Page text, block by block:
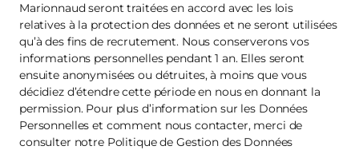
Marionnaud seront traitées en accord avec les lois
relatives à la protection des données et ne seront utilisées
qu’à des fins de recrutement. Nous conserverons vos
informations personnelles pendant 1 an. Elles seront
ensuite anonymisées ou détruites, à moins que vous
décidiez d’étendre cette période en nous en donnant la
permission. Pour plus d’information sur les Données
Personnelles et comment nous contacter, merci de
consulter notre Politique de Gestion des Données